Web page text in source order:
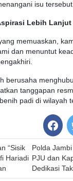
isu
Lebih Lanjut
memuaskan,
dan menuntut
berusaha
tanggapan
padi di wilayah
“Sisik
Hariadi
Polda
PJU dan
Dedikasi